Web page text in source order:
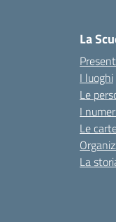
La
I luoghi
Le
I
Le
La